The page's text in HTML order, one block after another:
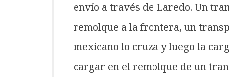
envío a través de Laredo. Un
remolque a la frontera, un
mexicano lo cruza y luego la
cargar en el remolque de un